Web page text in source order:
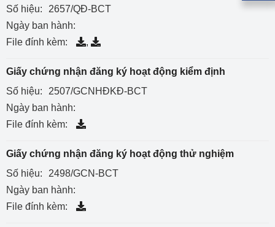
Số hiệu:
2657/QĐ-BCT
Ngày ban hành:
File đính kèm:
,
Giấy chứng nhận đăng ký hoạt động kiểm định
Số hiệu:
2507/GCNHĐKĐ-BCT
Ngày ban hành:
File đính kèm:
Giấy chứng nhận đăng ký hoạt động thử nghiệm
Số hiệu:
2498/GCN-BCT
Ngày ban hành:
File đính kèm: